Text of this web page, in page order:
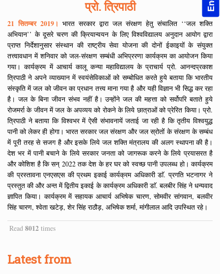
प्रो. त्रिपाठी
21 सितम्बर 2019। भारत सरकार द्वारा जल संरक्षण हेतु संचालित ‘‘जल शक्ति
अभियान’’ के दूसरे चरण की क्रियान्वयन के लिए विश्वविद्यालय अनुदान आयोग द्वारा
प्राप्त निर्देशानुसार संस्थान की राष्ट्रीय सेवा योजना की दोनों ईकाइयों के संयुक्त
तत्त्वावधान में शनिवार को जल-संरक्षण सम्बंधी अभिप्ररणा कार्यक्रम का आयोजन किया
गया। कार्यक्रम में आचार्य कालू कन्या महाविद्यालय के प्राचार्य प्रो. आनन्दप्रकाश
त्रिपाठी ने अपने व्याख्यान में स्वयंसेविकाओं को सम्बोधित करते हुये बताया कि भारतीय
संस्कृति में जल को जीवन का प्रधान तत्त्व माना गया है और यही विज्ञान भी सिद्ध कर रहा
है। जल के बिना जीवन संभव नहीं है। उन्होंने जल की महत्ता को सर्वोपरि बताते हुये
रोजमर्रा के जीवन में जल के अपव्यय को रोकने के लिये छात्राओं को प्रेरित किया। प्रो.
त्रिपाठी ने बताया कि विश्वभर में ऐसी संभावनायें जताई जा रही है कि तृतीय विश्वयुद्ध
पानी को लेकर ही होगा। भारत सरकार जल संरक्षण और जल स्रोतों के संरक्षण के सम्बंध
में पूरी तरह से सजग है और इसके लिये जल शक्ति मंत्रालय की अलग स्थापना की है।
देश भर में पानी बचाने के लिये सरकार जनता को जागरूक करने के लिये प्रयासरत है
और कोशिश है कि सन् 2022 तक देश के हर घर को स्वच्छ पानी उपलब्ध हो। कार्यक्रम
की प्रस्तावना एनएसएस की प्रथम इकाई कार्यक्रम अधिकारी डाॅ. प्रगति भटनागर ने
प्रस्तुत की और अन्त में द्वितीय इकाई के कार्यक्रम अधिकारी डाॅ. बलबीर सिंह ने धन्यवाद
ज्ञापित किया। कार्यक्रम में सहायक आचार्य अभिषेक चारण, सोमवीर सांगवान, बलवीर
सिंह चारण, श्वेता खटेड़, शेर सिंह राठौड़, अभिषेक शर्मा, मांगीलाल आदि उपस्थित रहे।
Read 8012 times
Latest from